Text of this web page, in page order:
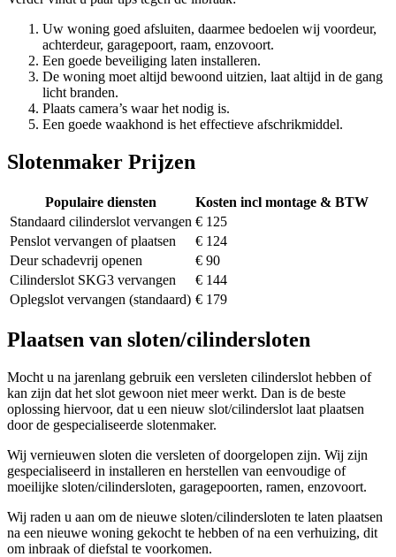
Uw woning goed afsluiten, daarmee bedoelen wij voordeur,
achterdeur, garagepoort, raam, enzovoort.
Een goede beveiliging laten installeren.
De woning moet altijd bewoond uitzien, laat altijd in de gang
licht branden.
Plaats camera’s waar het nodig is.
Een goede waakhond is het effectieve afschrikmiddel.
Slotenmaker Prijzen
Populaire diensten
Kosten incl montage & BTW
Standaard cilinderslot vervangen € 125
Penslot vervangen of plaatsen
€ 124
Deur schadevrij openen
€ 90
Cilinderslot SKG3 vervangen
€ 144
Oplegslot vervangen (standaard) € 179
Plaatsen van sloten/cilindersloten
Mocht u na jarenlang gebruik een versleten cilinderslot hebben of
kan zijn dat het slot gewoon niet meer werkt. Dan is de beste
oplossing hiervoor, dat u een nieuw slot/cilinderslot laat plaatsen
door de gespecialiseerde slotenmaker.
Wij vernieuwen sloten die versleten of doorgelopen zijn. Wij zijn
gespecialiseerd in installeren en herstellen van eenvoudige of
moeilijke sloten/cilindersloten, garagepoorten, ramen, enzovoort.
Wij raden u aan om de nieuwe sloten/cilindersloten te laten plaatsen
na een nieuwe woning gekocht te hebben of na een verhuizing, dit
om inbraak of diefstal te voorkomen.